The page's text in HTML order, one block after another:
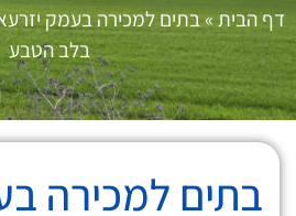
דף הבית»בתים למכירה בעמק
בלב הטבע
בתים למכירה